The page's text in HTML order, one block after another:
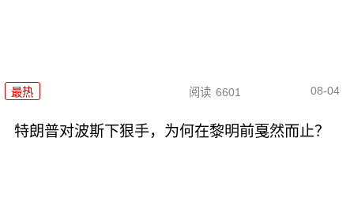
最热 阅读 6601 08-04
特朗普对波斯下狠手，为何在黎明前戛然而止？